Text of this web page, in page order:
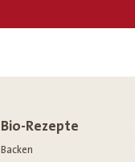
Bio-Rezepte
Backen